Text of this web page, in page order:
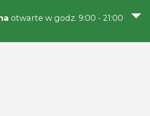
otwarte w godz. 9:00 - 21:00